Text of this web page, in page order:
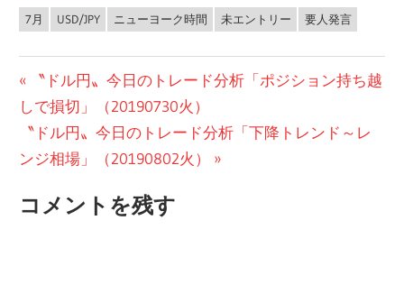
7月 USD/JPY ニューヨーク時間 未エントリー 要人発言
投
稿
ナ
ゲ
前
の
投
稿:
〝ドル円〟今日のトレード分析「ポジション持ち越
しで損切」（20190730火）
次
の
稿:
〝ドル円〟今日のトレード分析「下降トレンド～レ
ンジ相場」（20190802火）
コメントを残す